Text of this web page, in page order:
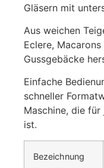
Gläsern mit
Aus weichen
Eclere,
Gussgebäcke
Einfache
schneller
Maschine, die
ist.
Bezeichnung